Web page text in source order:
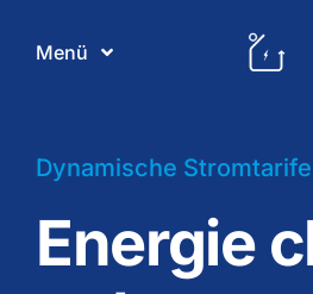
Menü
Produkte
Dynamische Stromtarife
Energie